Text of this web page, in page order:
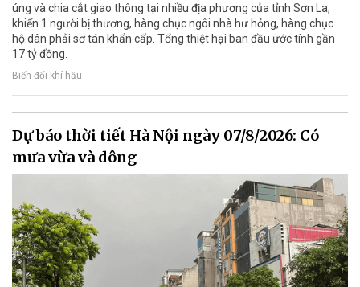
úng và chia cắt giao thông tại nhiều địa phương của tỉnh Sơn La,
khiến 1 người bị thương, hàng chục ngôi nhà hư hỏng, hàng chục
hộ dân phải sơ tán khẩn cấp. Tổng thiệt hại ban đầu ước tính gần
17 tỷ đồng.
Biến đổi khí hậu
Dự báo thời tiết Hà Nội ngày 07/8/2026: Có
mưa vừa và dông